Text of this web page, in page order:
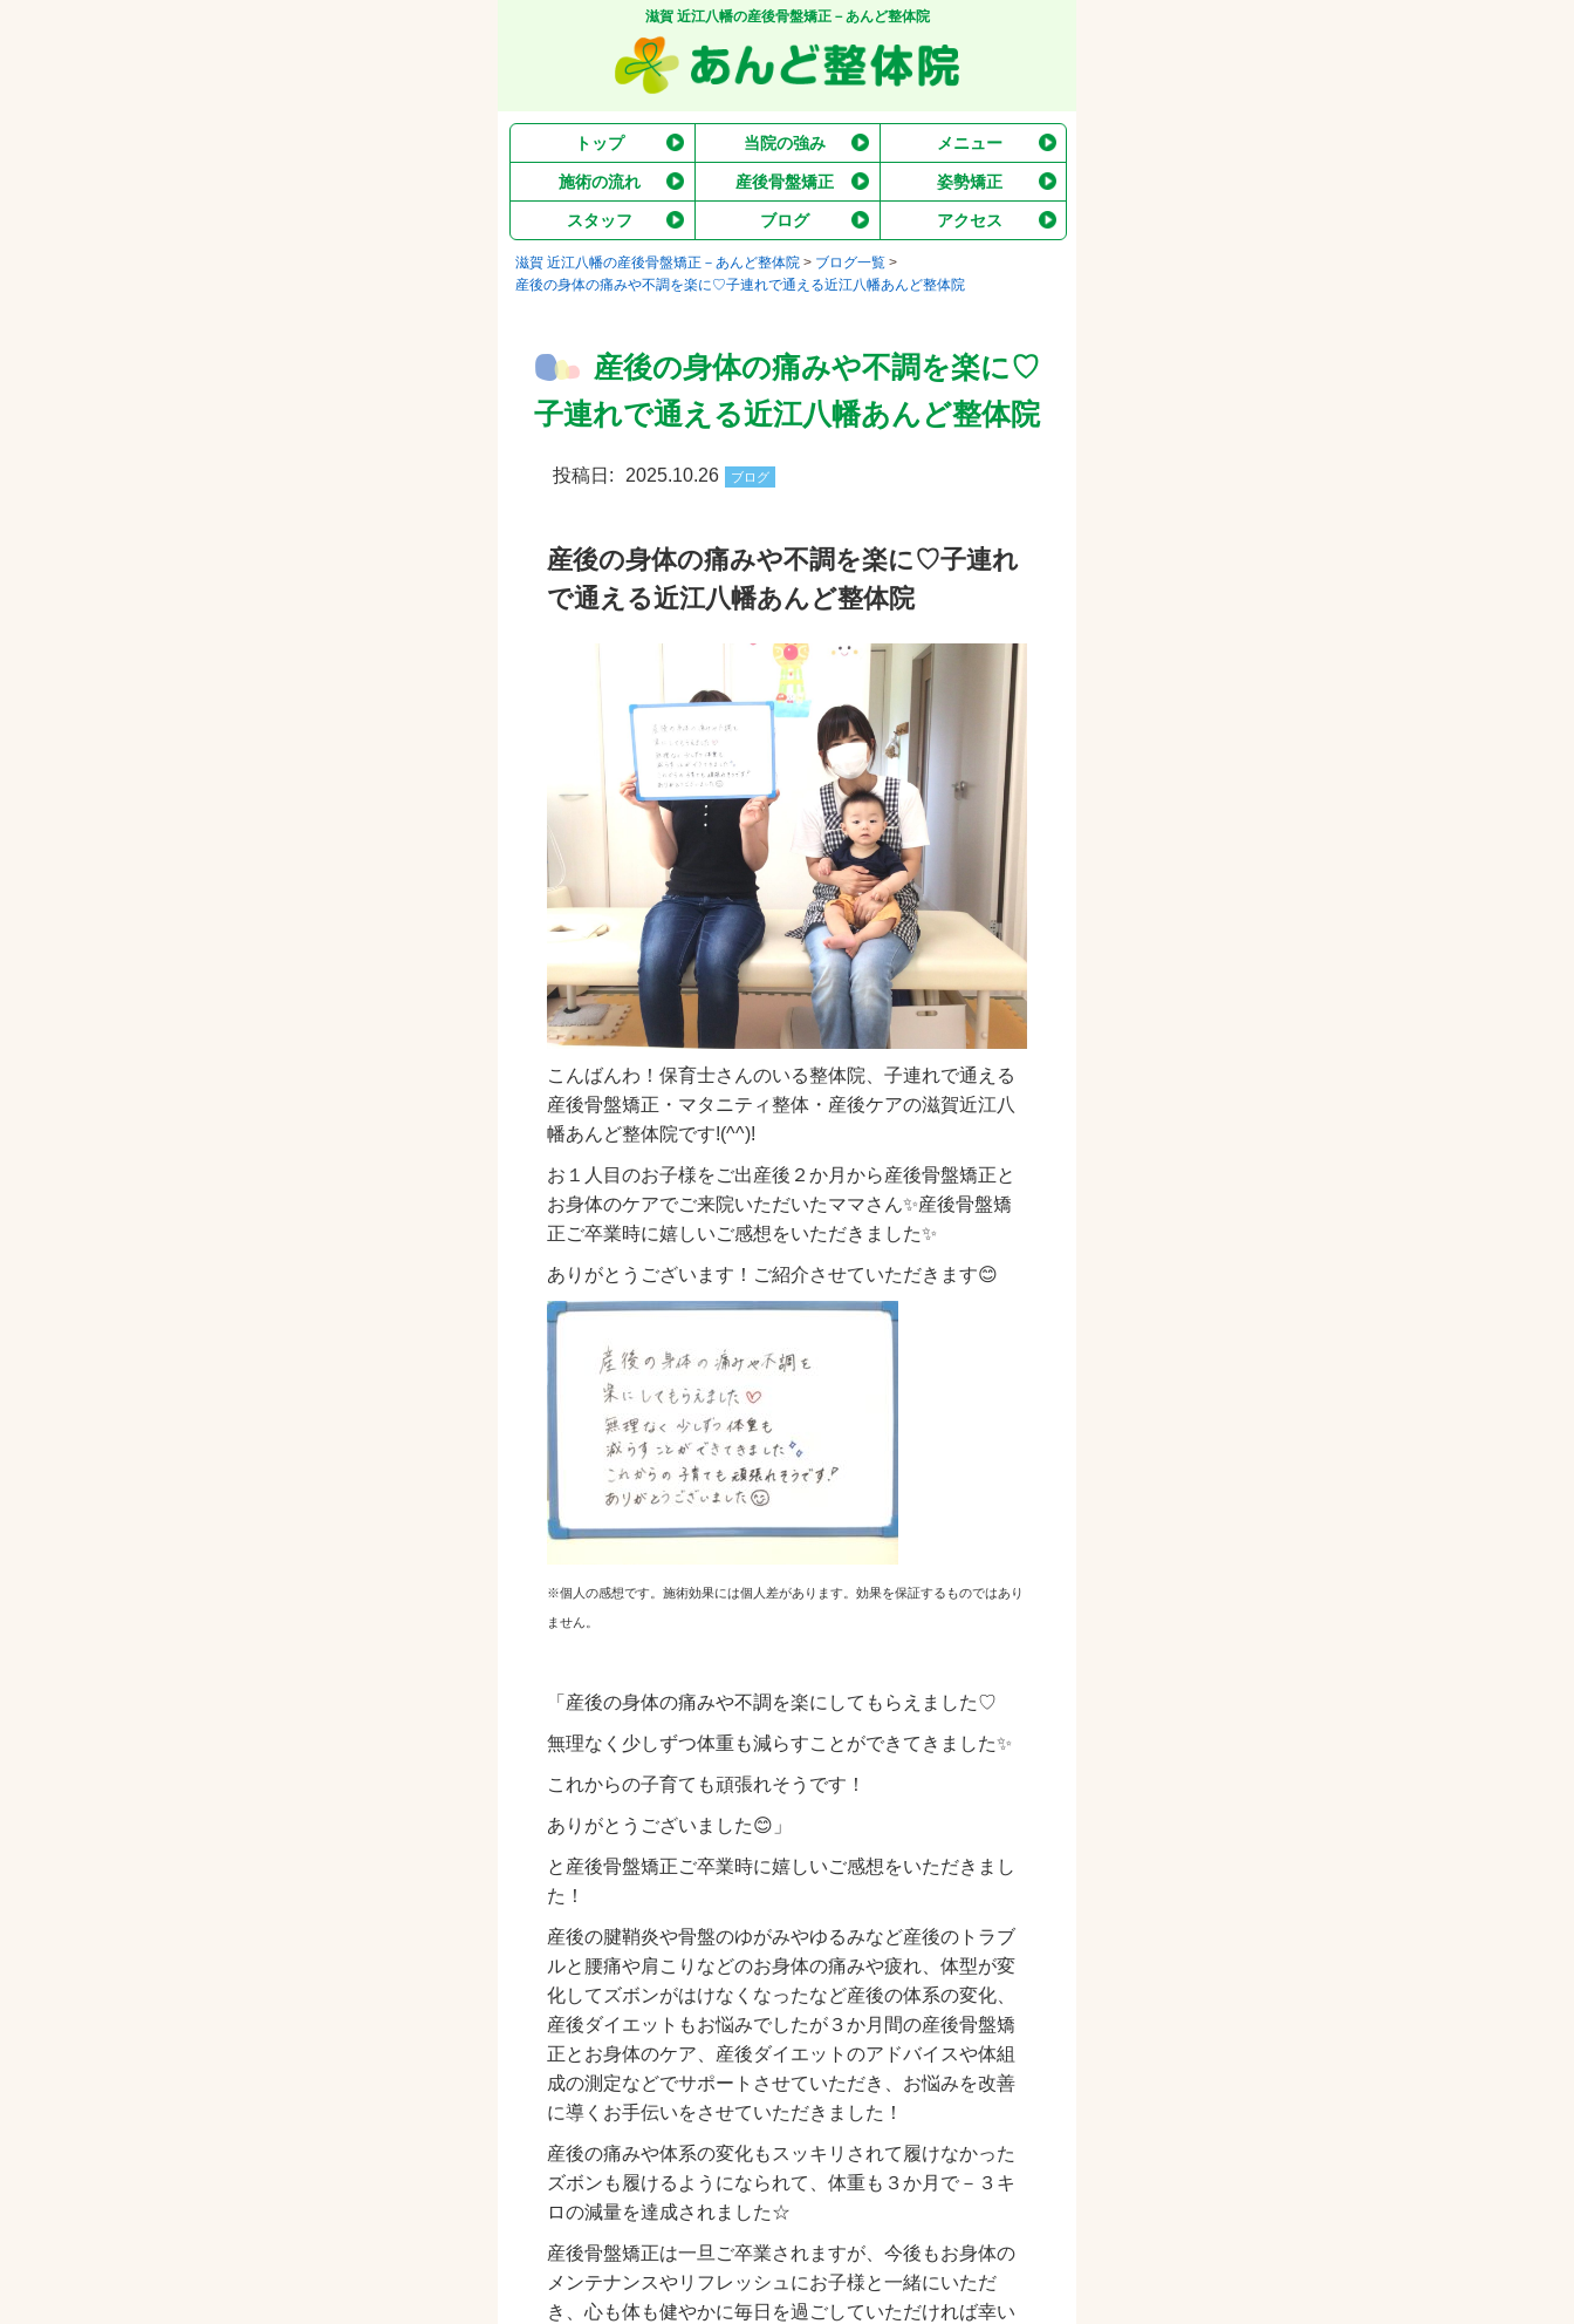
滋賀 近江八幡の産後骨盤矯正－あんど整体院
トップ 当院の強み メニュー
施術の流れ 産後骨盤矯正 姿勢矯正
スタッフ ブログ アクセス
滋賀 近江八幡の産後骨盤矯正－あんど整体院 > ブログ一覧 >
産後の身体の痛みや不調を楽に♡子連れで通える近江八幡あんど整体院
産後の身体の痛みや不調を楽に♡
子連れで通える近江八幡あんど整体院
投稿日: 2025.10.26 ブログ
産後の身体の痛みや不調を楽に♡子連れ
で通える近江八幡あんど整体院
こんばんわ！保育士さんのいる整体院、子連れで通える
産後骨盤矯正・マタニティ整体・産後ケアの滋賀近江八
幡あんど整体院です!(^^)!
お１人目のお子様をご出産後２か月から産後骨盤矯正と
お身体のケアでご来院いただいたママさん✨産後骨盤矯
正ご卒業時に嬉しいご感想をいただきました✨
ありがとうございます！ご紹介させていただきます😊
※個人の感想です。施術効果には個人差があります。効果を保証するものではあり
ません。
「産後の身体の痛みや不調を楽にしてもらえました♡
無理なく少しずつ体重も減らすことができてきました✨
これからの子育ても頑張れそうです！
ありがとうございました😊」
と産後骨盤矯正ご卒業時に嬉しいご感想をいただきまし
た！
産後の腱鞘炎や骨盤のゆがみやゆるみなど産後のトラブ
ルと腰痛や肩こりなどのお身体の痛みや疲れ、体型が変
化してズボンがはけなくなったなど産後の体系の変化、
産後ダイエットもお悩みでしたが３か月間の産後骨盤矯
正とお身体のケア、産後ダイエットのアドバイスや体組
成の測定などでサポートさせていただき、お悩みを改善
に導くお手伝いをさせていただきました！
産後の痛みや体系の変化もスッキリされて履けなかった
ズボンも履けるようになられて、体重も３か月で－３キ
ロの減量を達成されました☆
産後骨盤矯正は一旦ご卒業されますが、今後もお身体の
メンテナンスやリフレッシュにお子様と一緒にいただ
き、心も体も健やかに毎日を過ごしていただければ幸い